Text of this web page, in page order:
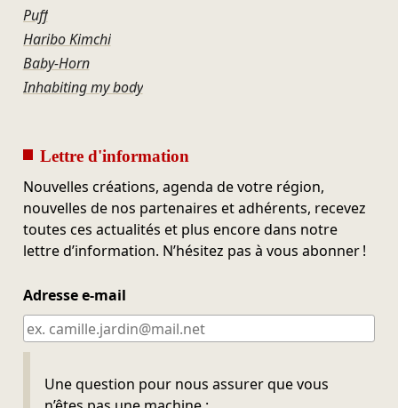
Puff
Haribo Kimchi
Baby-Horn
Inhabiting my body
Lettre d'information
Nouvelles créations, agenda de votre région,
nouvelles de nos partenaires et adhérents, recevez
toutes ces actualités et plus encore dans notre
lettre d’information. N’hésitez pas à vous abonner !
Adresse e-mail
Une question pour nous assurer que vous
Ne pas remplir